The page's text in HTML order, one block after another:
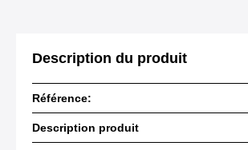
Description du produit
Référence:
Description produit